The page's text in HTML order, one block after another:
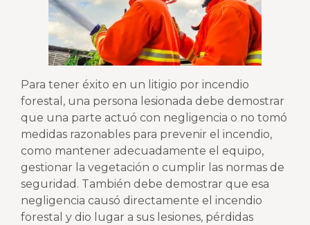
Para tener éxito en un litigio por incendio
forestal, una persona lesionada debe demostrar
que una parte actuó con negligencia o no tomó
medidas razonables para prevenir el incendio,
como mantener adecuadamente el equipo,
gestionar la vegetación o cumplir las normas de
seguridad. También debe demostrar que esa
negligencia causó directamente el incendio
forestal y dio lugar a sus lesiones, pérdidas